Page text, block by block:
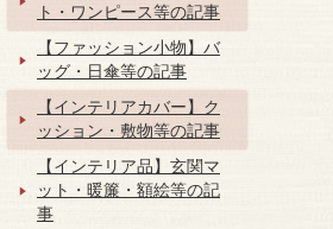
ト・ワンピース等の記事
【ファッション小物】バ
ッグ・日傘等の記事
【インテリアカバー】ク
ッション・敷物等の記事
【インテリア品】玄関マ
ット・暖簾・額絵等の記
事